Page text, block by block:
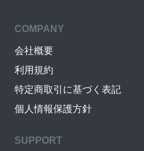
COMPANY
会社概要
利用規約
特定商取引に基づく表記
個人情報保護方針
SUPPORT